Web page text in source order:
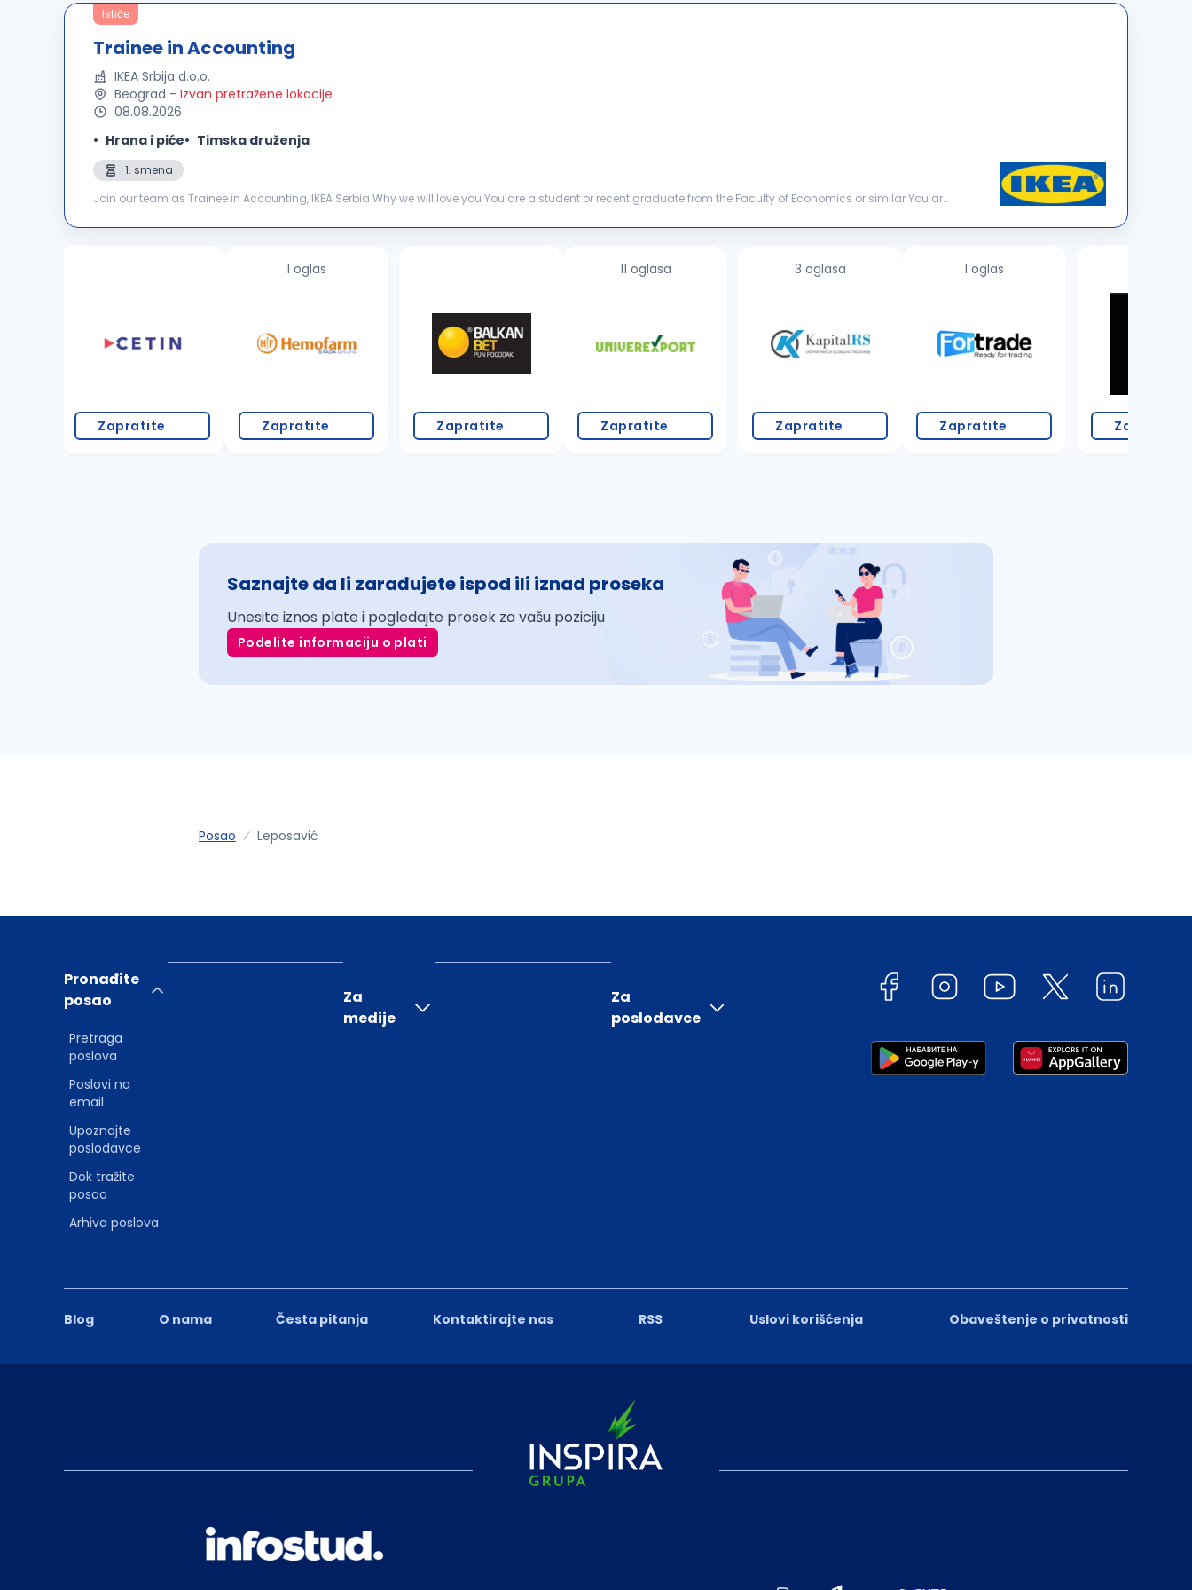
Ističe
Trainee in Accounting
IKEA Srbija d.o.o.
Beograd - Izvan pretražene lokacije
08.08.2026
Hrana i piće
Timska druženja
1. smena
Join our team as Trainee in Accounting, IKEA Serbia Why we will love you You are a student or recent graduate from the Faculty of Economics or similar You are
Zapratite
1 oglas
Zapratite Zapratite
11 oglasa
Zapratite
3 oglasa
Zapratite
1 oglas
Zapratite Zapratite
Saznajte da li zarađujete ispod ili iznad proseka
Unesite iznos plate i pogledajte prosek za vašu poziciju
Podelite informaciju o plati
Posao Leposavić
Blog O nama Česta pitanja Kontaktirajte nas RSS Uslovi korišćenja Obaveštenje o privatnosti
Pronađite
posao
Pretraga
poslova
Poslovi na
email
Upoznajte
poslodavce
Dok tražite
posao
Arhiva poslova
Za
medije
Za
poslodavce